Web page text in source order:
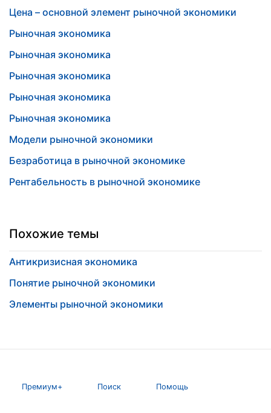
Цена – основной элемент рыночной экономики
Рыночная экономика
Рыночная экономика
Рыночная экономика
Рыночная экономика
Рыночная экономика
Модели рыночной экономики
Безработица в рыночной экономике
Рентабельность в рыночной экономике
Похожие темы
Антикризисная экономика
Понятие рыночной экономики
Элементы рыночной экономики
Премиум+ Поиск Помощь